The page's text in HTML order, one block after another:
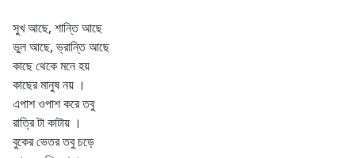
সুখ আছে, শান্তি আছে
ভুল আছে, ভ্রান্তি আছে
কাছে থেকে মনে হয়
কাছের মানুষ নয় ।
এপাশ ওপাশ করে তবু
রাত্রি টা কাটায় ।
বুকের ভেতর তবু চড়ে